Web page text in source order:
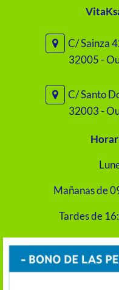
C/ Sainza
32005 -
C/ Santo
32003 -
Mañanas de
Tardes de